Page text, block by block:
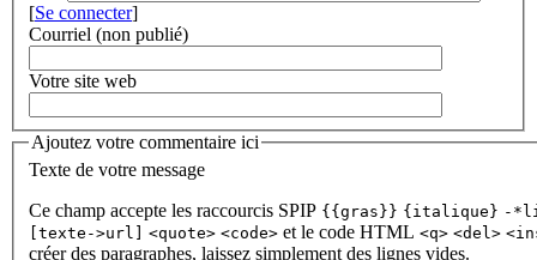
[Se connecter]
Courriel (non publié)
Votre site web
Ajoutez votre commentaire ici
Texte de votre message
Ce champ accepte les raccourcis SPIP {{gras}} {italique} -
[texte->url]
<quote> <code> et le code HTML <q> <del>
créer des paragraphes, laissez simplement des lignes vides.